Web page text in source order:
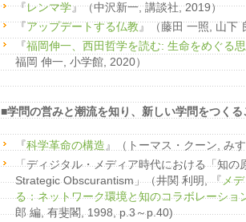
『レンマ学』（中沢新一, 講談社, 2019）
『アップデートする仏教』（藤田 一照, 山下
『福岡伸一、西田哲学を読む: 生命をめぐる
福岡 伸一, 小学館, 2020）
■学問の営みと潮流を知り、新しい学問をつく
『科学革命の構造』（トーマス・クーン, み
「ディジタル・メディア時代における「知の
Strategic Obscurantism」（井関 利明, 『メ
る：ネットワーク環境と知のコラボレーショ
郎 編, 有斐閣, 1998, p.3～p.40)